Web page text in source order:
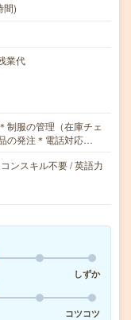
間)
業代
制服の管理（在庫チェ
の発注＊電話対応…
ンスキル不要 / 英語力
しずか
コツコツ